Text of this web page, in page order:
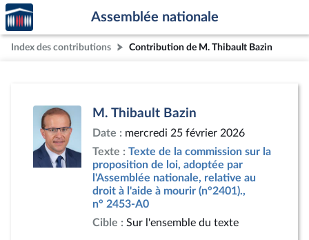
Aller au contenu
Aller en bas de la page
Accèder
à la
page
d'accueil
Assemblée nationale
Index des contributions Contribution de M. Thibault Bazin
M. Thibault Bazin
Date : mercredi 25 février 2026
Texte : Texte de la commission sur la
proposition de loi, adoptée par
l'Assemblée nationale, relative au
droit à l'aide à mourir (n°2401).,
n° 2453-A0
Cible : Sur l'ensemble du texte